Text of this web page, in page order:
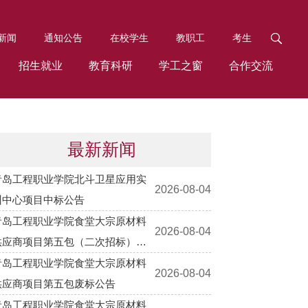
闻 通知公告 在校学生 教职工 考生
招生就业 教育科研 学工之窗 合作交流
最新新闻